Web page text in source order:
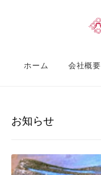
ホーム 会社概要
お知らせ